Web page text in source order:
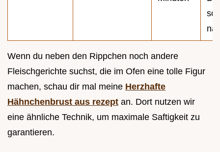
Wenn du neben den Rippchen noch andere
Fleischgerichte suchst, die im Ofen eine tolle Figur
machen, schau dir mal meine Herzhafte
Hähnchenbrust aus rezept an. Dort nutzen wir
eine ähnliche Technik, um maximale Saftigkeit zu
garantieren.